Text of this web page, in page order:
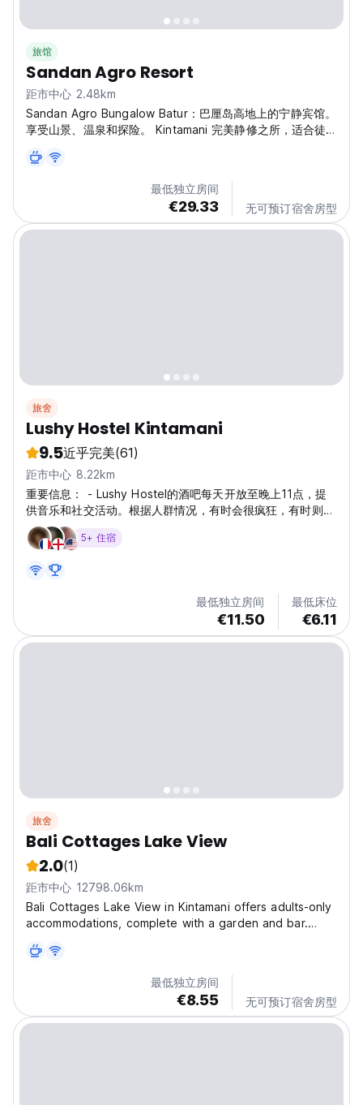
旅馆
Sandan Agro Resort
距市中心 2.48km
Sandan Agro Bungalow Batur：巴厘岛高地上的宁静宾馆。
享受山景、温泉和探险。 Kintamani 完美静修之所，适合徒
最低独立房间
€29.33 无可预订宿舍房型
旅舍
Lushy Hostel Kintamani
9.5近乎完美(61)
距市中心 8.22km
重要信息： - Lushy Hostel的酒吧每天开放至晚上11点，提
供音乐和社交活动。根据人群情况，有时会很疯狂，有时则会
很放松。预订前请考虑噪音问题。 - 年龄限制：我们只接受
18-35岁的客人。不介意派对和缺乏安静的年长客人也可以接
厅和酒吧。 - 静音时间从午夜（00:00）开始。我们会尽力执
行，但请对那些可能喝醉的人保持宽容。 - 退房时间是上午11
点，入住时间是下午2点。 - 提供毛巾租赁服务。 - 我们无法
保证团体客人可以住在同一间房间。...
5+ 住宿
最低独立房间
€11.50
最低床位
€6.11
旅舍
Bali Cottages Lake View
2.0(1)
距市中心 12798.06km
Bali Cottages Lake View in Kintamani offers adults-only
accommodations, complete with a garden and bar.
complimentary private parking. The property features
an outdoor fireplace, picnic area, and stunning views
最低独立房间
€8.55 无可预订宿舍房型